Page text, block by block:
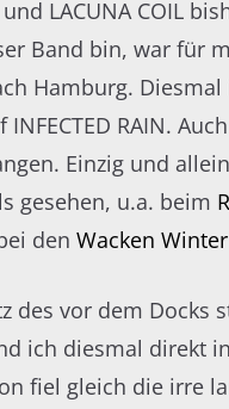
LACUNA COIL
Band bin, war für
Hamburg.
RAIN.
Einzig und
gesehen, u.a. beim
den Wacken
des vor dem Docks
ich diesmal direkt
fiel gleich die irre